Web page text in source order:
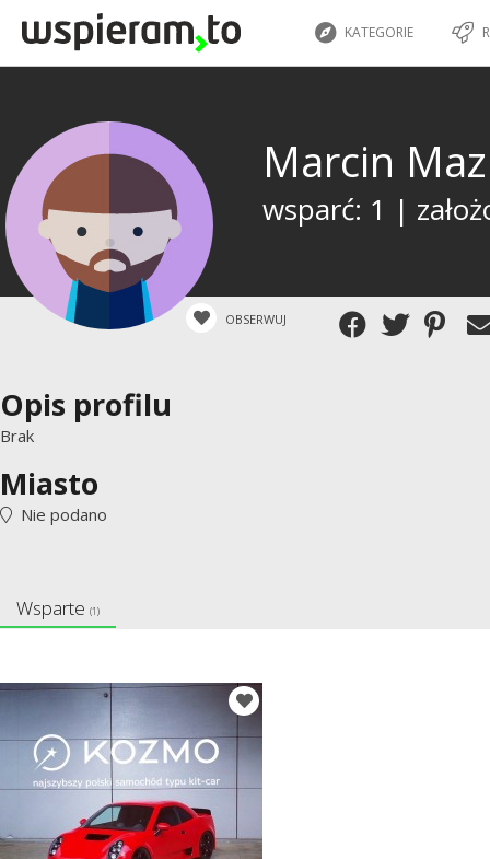
KATEGORIE
Marcin
wsparć: 1 |
OBSERWUJ
Opis profilu
Brak
Miasto
Nie podano
Wsparte (1)